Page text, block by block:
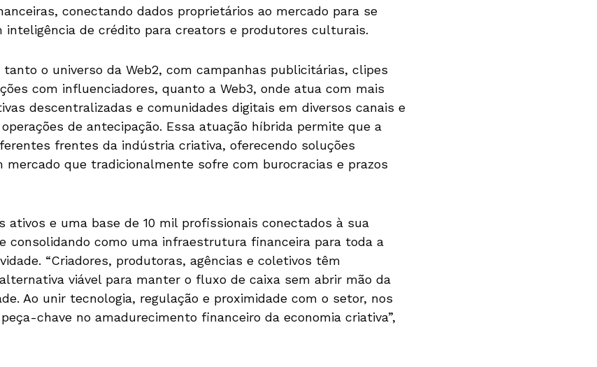
conectando dados proprietários ao mercado para se
inteligência de crédito para creators e produtores culturais.
tanto o universo da Web2, com campanhas publicitárias, clipes
com influenciadores, quanto a Web3, onde atua com mais
descentralizadas e comunidades digitais em diversos canais e
de antecipação. Essa atuação híbrida permite que a
frentes da indústria criativa, oferecendo soluções
mercado que tradicionalmente sofre com burocracias e prazos
ativos e uma base de 10 mil profissionais conectados à sua
consolidando como uma infraestrutura financeira para toda a
“Criadores, produtoras, agências e coletivos têm
viável para manter o fluxo de caixa sem abrir mão da
Ao unir tecnologia, regulação e proximidade com o setor, nos
chave no amadurecimento financeiro da economia criativa”,